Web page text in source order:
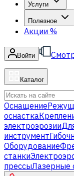
Услуги
Полезное
Акции %
Войти
Каталог
Оснащение
оснастка
электроэрозии
инструмент
Оборудование
станки
прессыЛазерные